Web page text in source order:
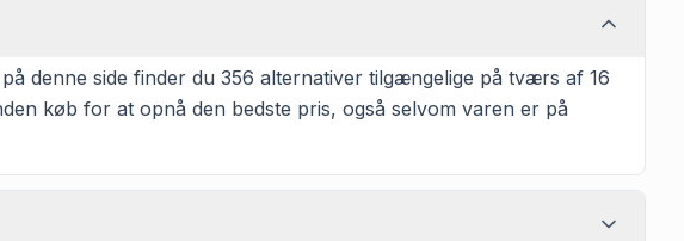
denne side finder du 356 alternativer tilgængelige på tværs af 16
køb for at opnå den bedste pris, også selvom varen er på